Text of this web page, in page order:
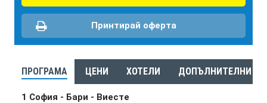
Принтирай оферта
ПРОГРАМА ЦЕНИ ХОТЕЛИ ДОПЪЛНИТЕЛНИ
1 София - Бари - Виесте